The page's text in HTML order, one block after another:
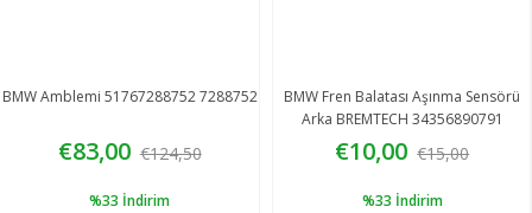
BMW Amblemi 51767288752 7288752
€83,00 €124,50
%33 İndirim
BMW Fren Balatası Aşınma Sensörü
Arka BREMTECH 34356890791
6890791
€10,00 €15,00
%33 İndirim